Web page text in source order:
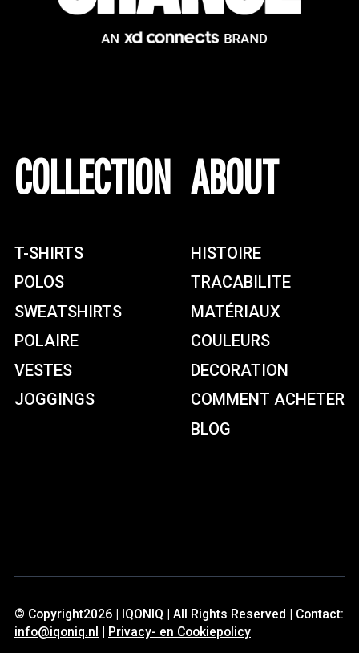
COLLECTION
T-SHIRTS
POLOS
SWEATSHIRTS
POLAIRE
VESTES
JOGGINGS
ABOUT
HISTOIRE
TRACABILITE
MATÉRIAUX
COULEURS
DECORATION
COMMENT ACHETER
BLOG
© Copyright2026 | IQONIQ | All Rights Reserved | Contact:
info@iqoniq.nl | Privacy- en Cookiepolicy